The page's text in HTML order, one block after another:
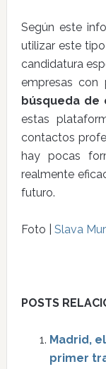
Según este
utilizar este
candidatura
empresas con
búsqueda de
estas
contactos
hay pocas
realmente
futuro.
Foto | Slava
POSTS
Madrid,
primer